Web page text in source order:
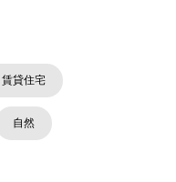
賃貸住宅
自然